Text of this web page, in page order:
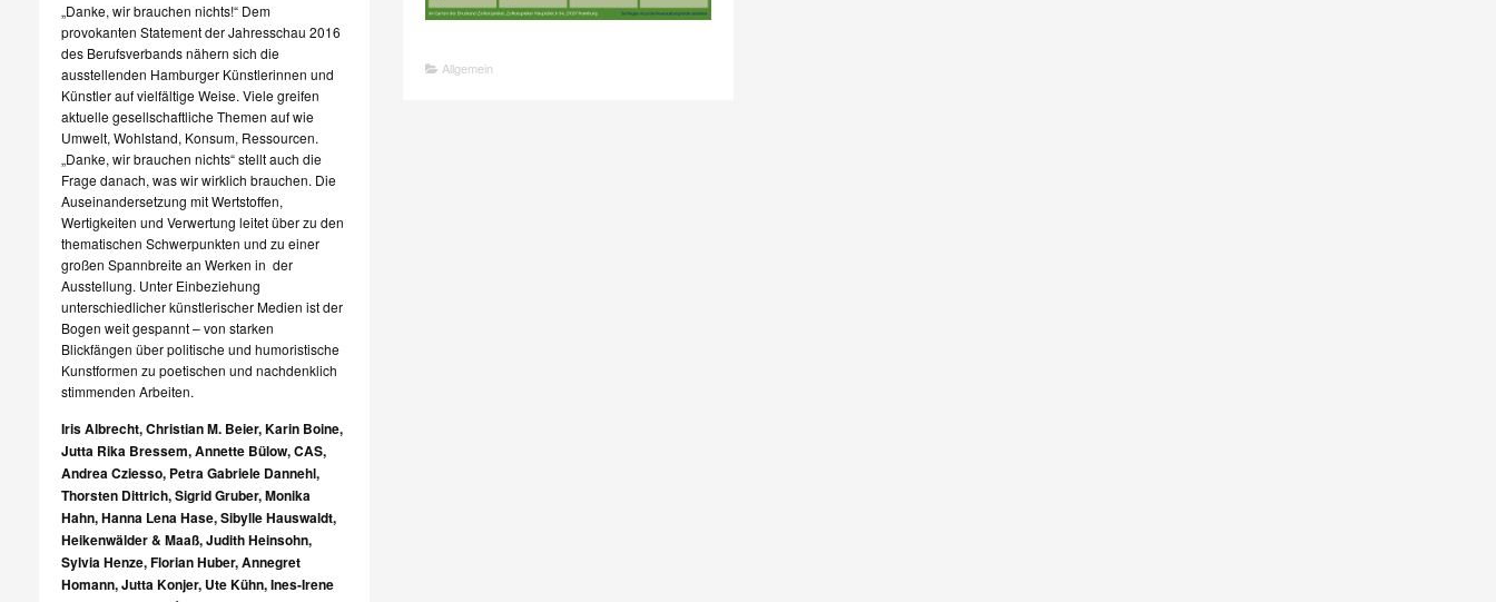
„Danke, wir brauchen nichts!“ Dem
provokanten Statement der Jahresschau 2016
des Berufsverbands nähern sich die
ausstellenden Hamburger Künstlerinnen und
Künstler auf vielfältige Weise. Viele greifen
aktuelle gesellschaftliche Themen auf wie
Umwelt, Wohlstand, Konsum, Ressourcen.
„Danke, wir brauchen nichts“ stellt auch die
Frage danach, was wir wirklich brauchen. Die
Auseinandersetzung mit Wertstoffen,
Wertigkeiten und Verwertung leitet über zu den
thematischen Schwerpunkten und zu einer
großen Spannbreite an Werken in der
Ausstellung. Unter Einbeziehung
unterschiedlicher künstlerischer Medien ist der
Bogen weit gespannt – von starken
Blickfängen über politische und humoristische
Kunstformen zu poetischen und nachdenklich
stimmenden Arbeiten.
Iris Albrecht, Christian M. Beier, Karin Boine,
Jutta Rika Bressem, Annette Bülow, CAS,
Andrea Cziesso, Petra Gabriele Dannehl,
Thorsten Dittrich, Sigrid Gruber, Monika
Hahn, Hanna Lena Hase, Sibylle Hauswaldt,
Heikenwälder & Maaß, Judith Heinsohn,
Sylvia Henze, Florian Huber, Annegret
Homann, Jutta Konjer, Ute Kühn, Ines-Irene
Allgemein